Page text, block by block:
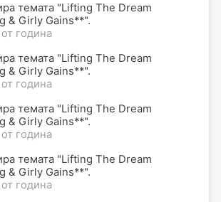
темата "Lifting The Dream
& Girly Gains**".
година
темата "Lifting The Dream
& Girly Gains**".
година
темата "Lifting The Dream
& Girly Gains**".
година
темата "Lifting The Dream
& Girly Gains**".
година